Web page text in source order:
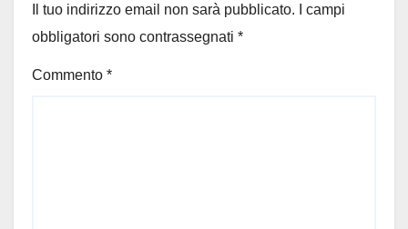
Il tuo indirizzo email non sarà pubblicato.
I campi
obbligatori sono contrassegnati *
Commento *